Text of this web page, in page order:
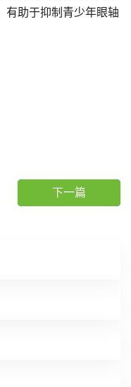
有助于抑制青少年眼轴
下一篇